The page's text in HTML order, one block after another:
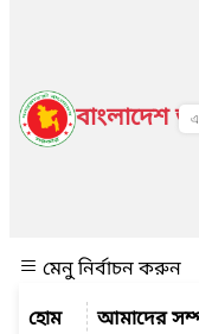
বাংলাদেশ
মেনু নির্বাচন করুন
আমাদের